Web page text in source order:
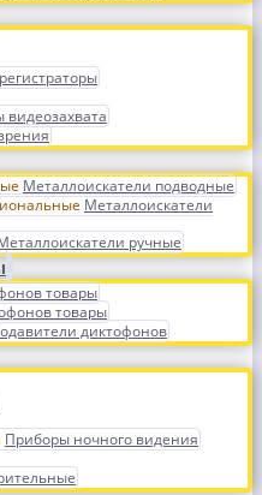
видеозахвата
Металлоискатели подводные
Металлоискатели
ручные
товары
товары
диктофонов
Приборы ночного видения